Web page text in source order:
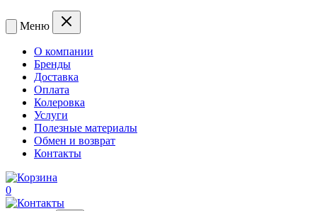
Меню
О компании
Бренды
Доставка
Оплата
Колеровка
Услуги
Полезные материалы
Обмен и возврат
Контакты
0